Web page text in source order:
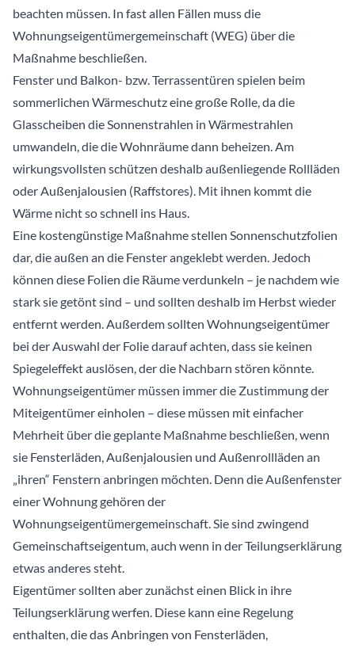
beachten müssen. In fast allen Fällen muss die
Wohnungseigentümergemeinschaft (WEG) über die
Maßnahme beschließen.
Fenster und Balkon- bzw. Terrassentüren spielen beim
sommerlichen Wärmeschutz eine große Rolle, da die
Glasscheiben die Sonnenstrahlen in Wärmestrahlen
umwandeln, die die Wohnräume dann beheizen. Am
wirkungsvollsten schützen deshalb außenliegende Rollläden
oder Außenjalousien (Raffstores). Mit ihnen kommt die
Wärme nicht so schnell ins Haus.
Eine kostengünstige Maßnahme stellen Sonnenschutzfolien
dar, die außen an die Fenster angeklebt werden. Jedoch
können diese Folien die Räume verdunkeln – je nachdem wie
stark sie getönt sind – und sollten deshalb im Herbst wieder
entfernt werden. Außerdem sollten Wohnungseigentümer
bei der Auswahl der Folie darauf achten, dass sie keinen
Spiegeleffekt auslösen, der die Nachbarn stören könnte.
Wohnungseigentümer müssen immer die Zustimmung der
Miteigentümer einholen – diese müssen mit einfacher
Mehrheit über die geplante Maßnahme beschließen, wenn
sie Fensterläden, Außenjalousien und Außenrollläden an
„ihren“ Fenstern anbringen möchten. Denn die Außenfenster
einer Wohnung gehören der
Wohnungseigentümergemeinschaft. Sie sind zwingend
Gemeinschaftseigentum, auch wenn in der Teilungserklärung
etwas anderes steht.
Eigentümer sollten aber zunächst einen Blick in ihre
Teilungserklärung werfen. Diese kann eine Regelung
enthalten, die das Anbringen von Fensterläden,